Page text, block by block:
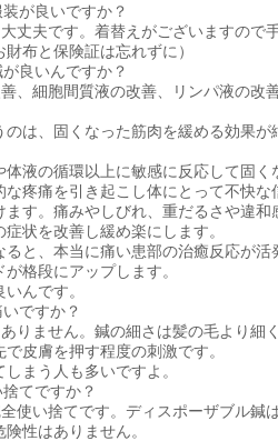
が良いですか？
丈夫です。着替えがございますので
布と保険証は忘れずに）
良いんですか？
、細胞間質液の改善、リンパ液の改
のは、固くなった筋肉を緩める効果が
液の循環以上に敏感に反応して固く
な疼痛を引き起こし体にとって不快な
ます。痛みやしびれ、重だるさや違和
状を改善し緩め楽にします。
ると、本当に痛い患部の治癒反応が活
格段にアップします。
んです。
ですか？
りません。鍼の細さは髪の毛より細
で皮膚を押す程度の刺激です。
まう人も多いですよ。
てですか？
使い捨てです。ディスポーザブル鍼
性はありません。